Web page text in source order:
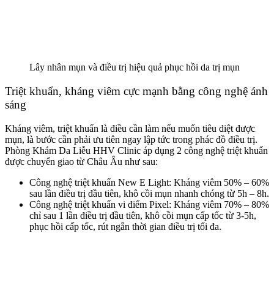
Lây nhân mụn và điều trị hiệu quả phục hồi da trị mụn
Triệt khuẩn, kháng viêm cực mạnh bằng công nghệ ánh
sáng
Kháng viêm, triệt khuẩn là điều cần làm nếu muốn tiêu diệt được
mụn, là bước cần phải ưu tiên ngay lập tức trong phác đồ điều trị.
Phòng Khám Da Liễu HHV Clinic áp dụng 2 công nghệ triệt khuẩn
được chuyển giao từ Châu Âu như sau:
Công nghệ triệt khuẩn New E Light: Kháng viêm 50% – 60%
sau lần điều trị đầu tiên, khô cồi mụn nhanh chóng từ 5h – 8h.
Công nghệ triệt khuẩn vi điểm Pixel: Kháng viêm 70% – 80%
chỉ sau 1 lần điều trị đầu tiên, khô cồi mụn cấp tốc từ 3-5h,
phục hồi cấp tốc, rút ngắn thời gian điều trị tối đa.